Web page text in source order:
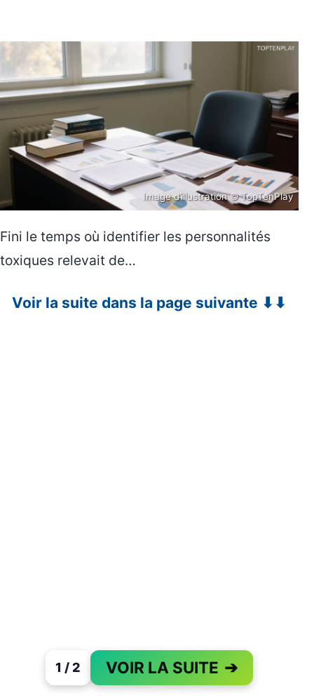
Image d’illustration © TopTenPlay
Fini le temps où identifier les personnalités
toxiques relevait de…
Voir la suite dans la page suivante ⬇⬇
1 / 2 VOIR LA SUITE ➔
PAGE 1 OF 2